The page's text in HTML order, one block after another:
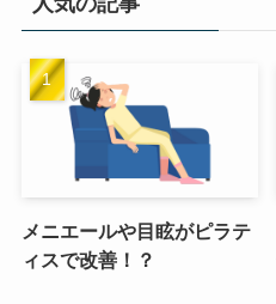
メニエールや目眩がピラテ
ィスで改善！？